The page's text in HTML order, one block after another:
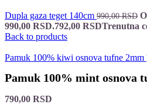
Dupla gaza teget 140cm 990,00RSD
990,00 RSD.792,00 RSDTrenutna
Back to products
Pamuk 100% kiwi osnova tufne 2mm
Pamuk 100% mint osnova
790,00 RSD